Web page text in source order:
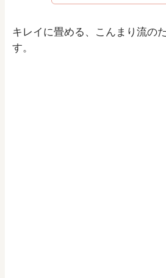
キレイに畳める、こんまり流の
す。